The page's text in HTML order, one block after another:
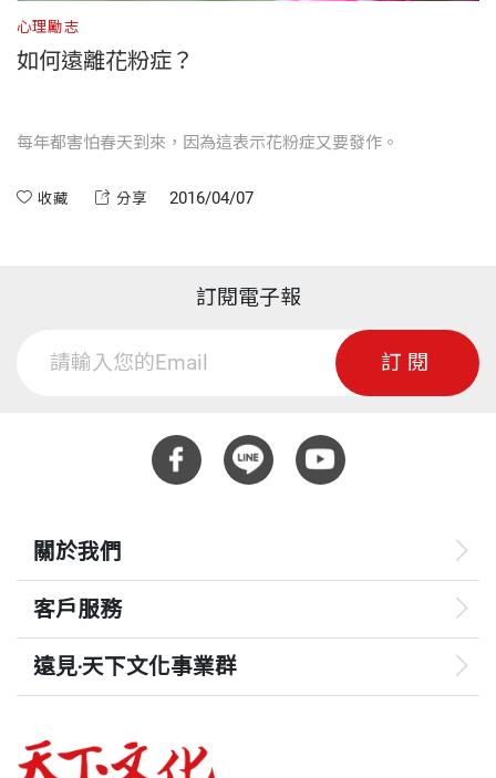
心理勵志
如何遠離花粉症？
每年都害怕春天到來，因為這表示花粉症又要發作。
收藏 分享 2016/04/07
訂閱電子報
訂閱
關於我們
客戶服務
遠見‧天下文化事業群
哈佛商業評論